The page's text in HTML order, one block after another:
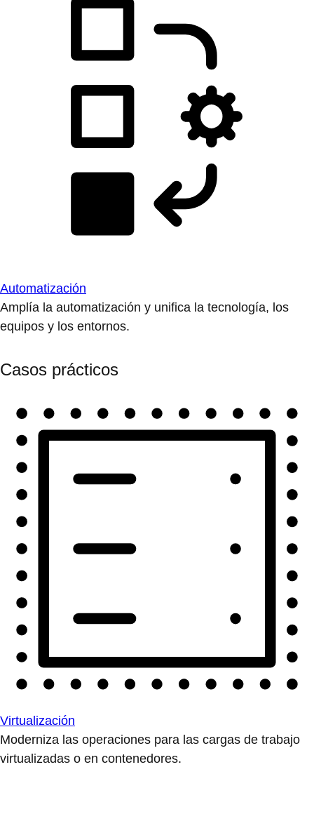
Automatización
Amplía la automatización y unifica la tecnología, los
equipos y los entornos.
Casos prácticos
Virtualización
Moderniza las operaciones para las cargas de trabajo
virtualizadas o en contenedores.